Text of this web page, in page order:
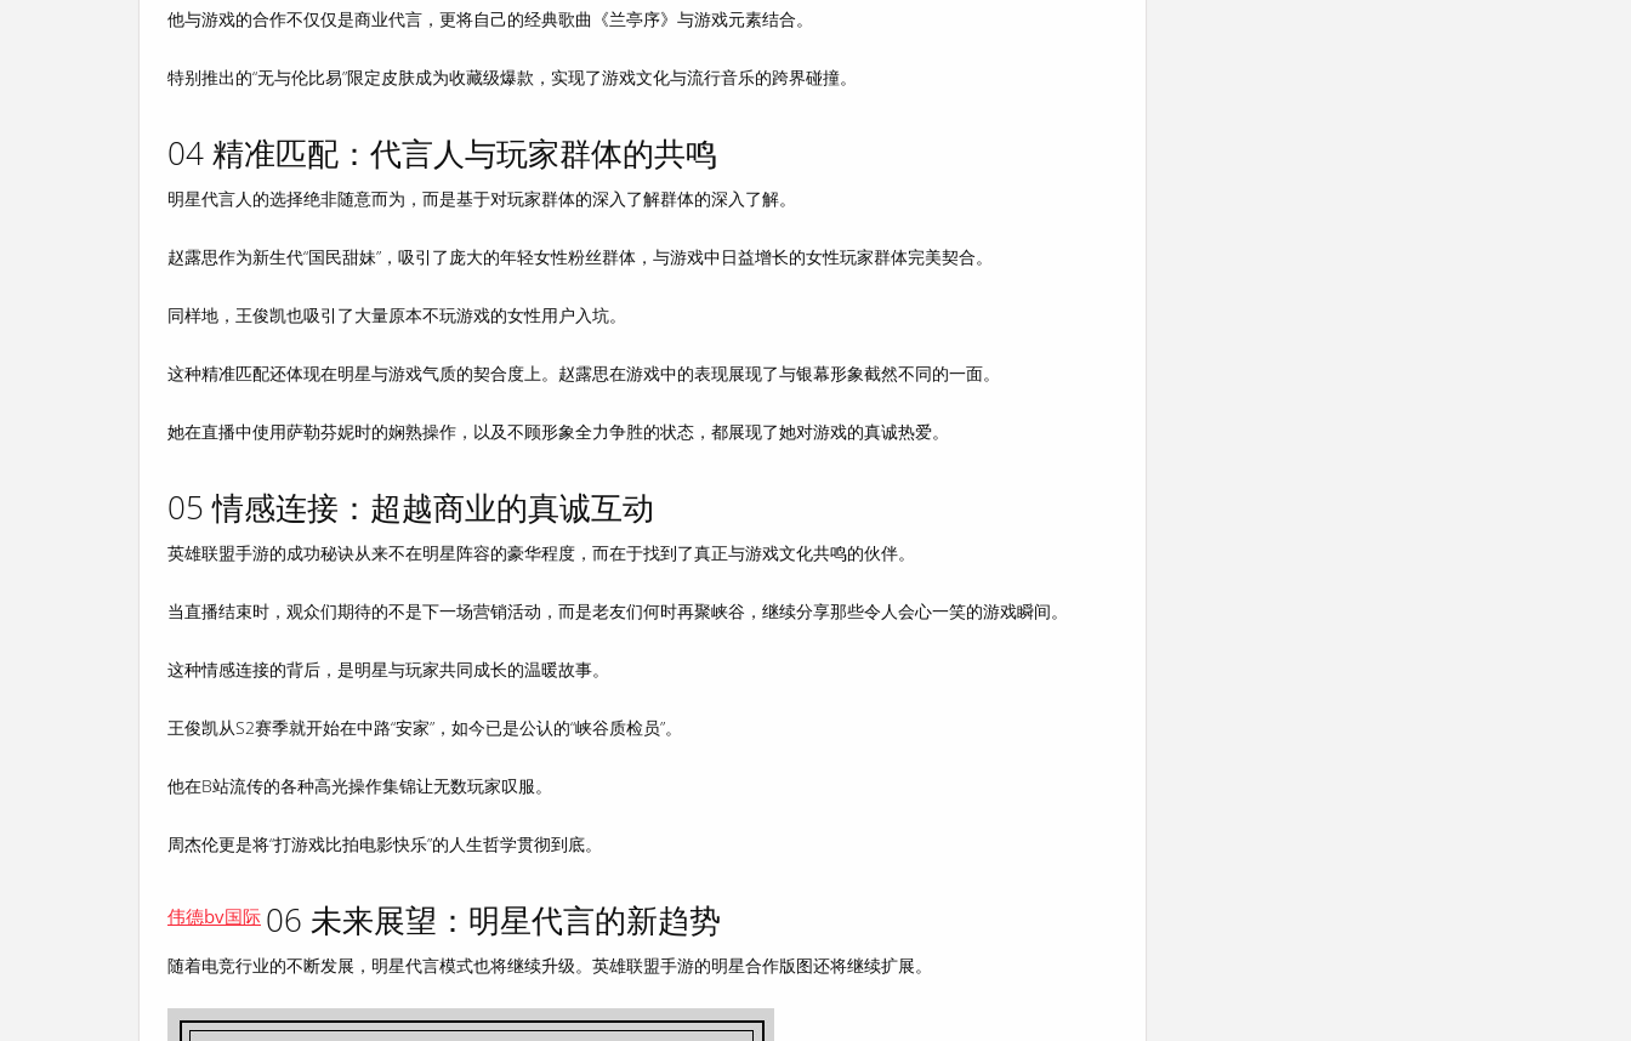
他与游戏的合作不仅仅是商业代言，更将自己的经典歌曲《兰亭序》与游戏元素结合。
特别推出的“无与伦比易”限定皮肤成为收藏级爆款，实现了游戏文化与流行音乐的跨界碰撞。
04 精准匹配：代言人与玩家群体的共鸣
明星代言人的选择绝非随意而为 ，而是基于对玩家群体的深入了解群体的深入了解。
赵露思作为新生代“国民甜妹”，吸引了庞大的年轻女性粉丝群体，与游戏中日益增长的女性玩家群体完美契合。
同样地，王俊凯也吸引了大量原本不玩游戏的女性用户入坑。
这种精准匹配还体现在明星与游戏气质的契合度上。赵露思在游戏中的表现展现了与银幕形象截然不同的一面。
她在直播中使用萨勒芬妮时的娴熟操作，以及不顾形象全力争胜的状态，都展现了她对游戏的真诚热爱。
05 情感连接：超越商业的真诚互动
英雄联盟手游的成功秘诀从来不在明星阵容的豪华程度，而在于找到了真正与游戏文化共鸣的伙伴。
当直播结束时，观众们期待的不是下一场营销活动，而是老友们何时再聚峡谷，继续分享那些令人会心一笑的游戏瞬间。
这种情感连接的背后，是明星与玩家共同成长的温暖故事。
王俊凯从S2赛季就开始在中路“安家”，如今已是公认的“峡谷质检员”。
他在B站流传的各种高光操作集锦让无数玩家叹服。
周杰伦更是将“打游戏比拍电影快乐”的人生哲学贯彻到底。
伟德bv国际 06 未来展望：明星代言的新趋势
随着电竞行业的不断发展，明星代言模式也将继续升级。英雄联盟手游的明星合作版图还将继续扩展。